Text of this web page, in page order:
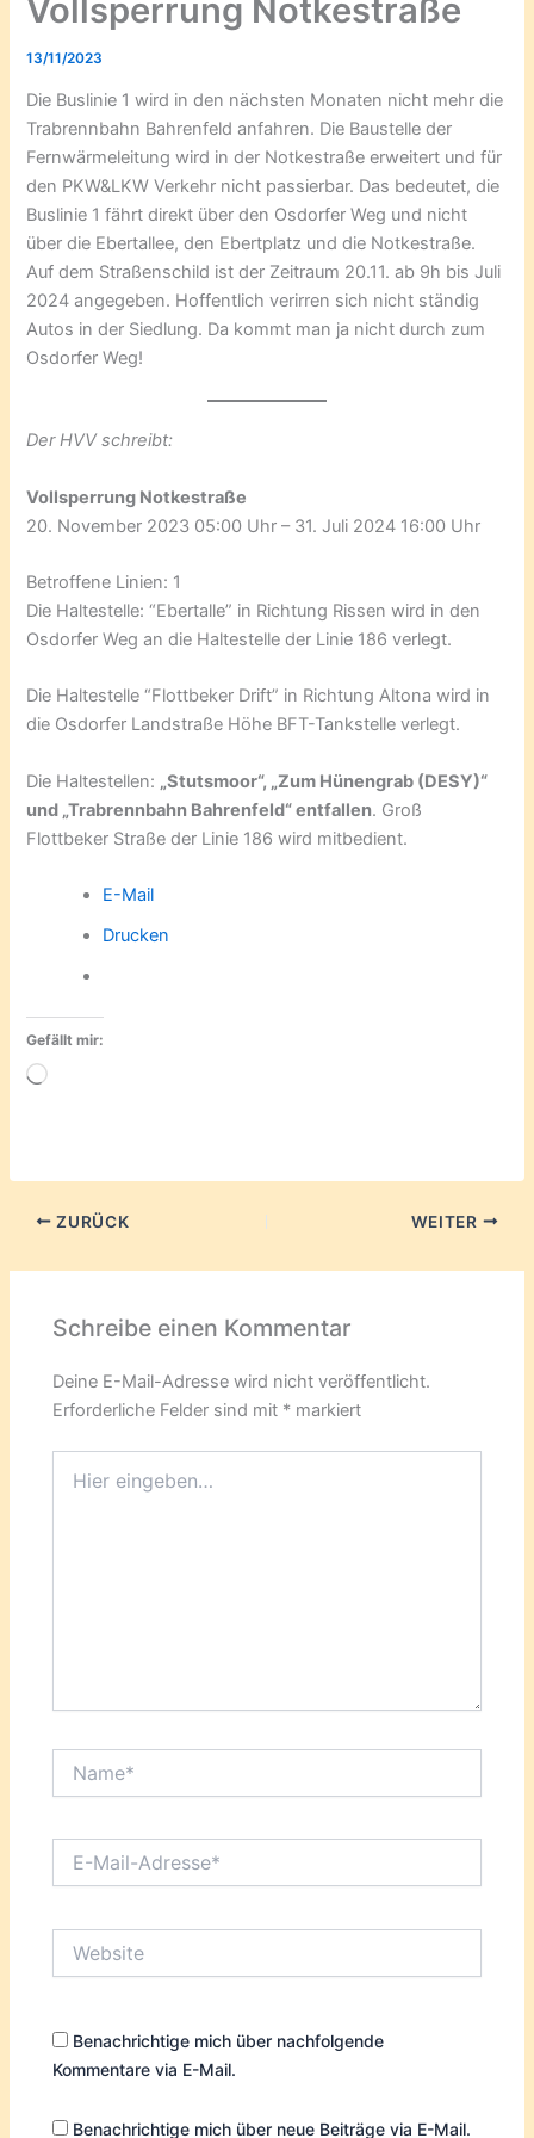
Vollsperrung Notkestraße
13/11/2023
Die Buslinie 1 wird in den nächsten Monaten nicht mehr die
Trabrennbahn Bahrenfeld anfahren. Die Baustelle der
Fernwärmeleitung wird in der Notkestraße erweitert und für
den PKW&LKW Verkehr nicht passierbar. Das bedeutet, die
Buslinie 1 fährt direkt über den Osdorfer Weg und nicht
über die Ebertallee, den Ebertplatz und die Notkestraße.
Auf dem Straßenschild ist der Zeitraum 20.11. ab 9h bis Juli
2024 angegeben. Hoffentlich verirren sich nicht ständig
Autos in der Siedlung. Da kommt man ja nicht durch zum
Osdorfer Weg!
Der HVV schreibt:
Vollsperrung Notkestraße
20. November 2023 05:00 Uhr – 31. Juli 2024 16:00 Uhr
Betroffene Linien: 1
Die Haltestelle: “Ebertalle” in Richtung Rissen wird in den
Osdorfer Weg an die Haltestelle der Linie 186 verlegt.
Die Haltestelle “Flottbeker Drift” in Richtung Altona wird in
die Osdorfer Landstraße Höhe BFT-Tankstelle verlegt.
Die Haltestellen: „Stutsmoor“, „Zum Hünengrab (DESY)“
und „Trabrennbahn Bahrenfeld“ entfallen. Groß
Flottbeker Straße der Linie 186 wird mitbedient.
E-Mail
Drucken
Gefällt mir:
Wird
ZURÜCK WEITER
Schreibe einen Kommentar
Deine E-Mail-Adresse wird nicht veröffentlicht.
Erforderliche Felder sind mit * markiert
eingeben…
Mail-
Benachrichtige mich über nachfolgende
Kommentare via E-Mail.
Benachrichtige mich über neue Beiträge via E-Mail.